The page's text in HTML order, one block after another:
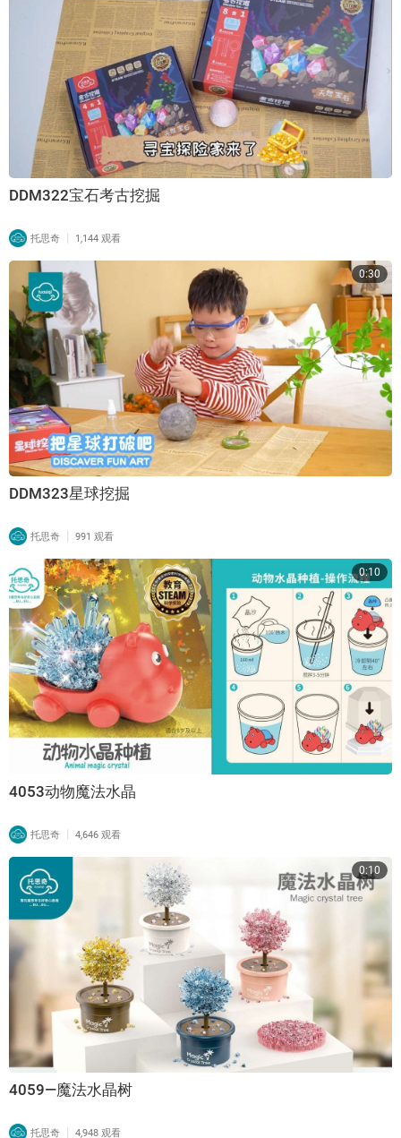
DDM322宝石考古挖掘
托思奇 | 1,144 观看
0:30
DDM323星球挖掘
托思奇 | 991 观看
0:10
4053动物魔法水晶
托思奇 | 4,646 观看
0:10
4059—魔法水晶树
托思奇 | 4,948 观看